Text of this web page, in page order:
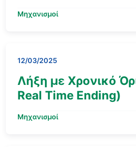
Μηχανισμοί
12/03/2025
Λήξη με Χρονικό
Real Time Ending)
Μηχανισμοί